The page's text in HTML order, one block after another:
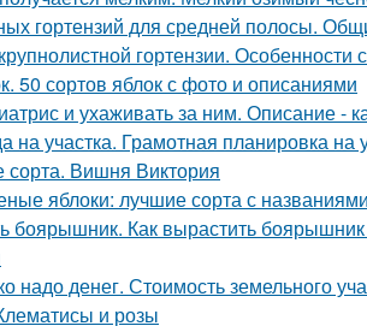
гортензий для средней полосы.
гортензии. Особенности
50 сортов яблок с фото и описаниями
и ухаживать за ним. Описание -
на участка. Грамотная планировка на
Вишня Виктория
яблоки: лучшие сорта с
боярышник. Как вырастить боярышник
надо денег. Стоимость земельного
и розы